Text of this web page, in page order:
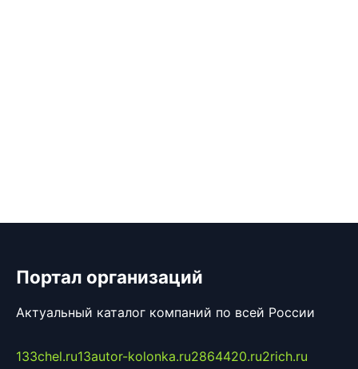
Портал организаций
Актуальный каталог компаний по всей России
133chel.ru13autor-kolonka.ru2864420.ru2rich.ru